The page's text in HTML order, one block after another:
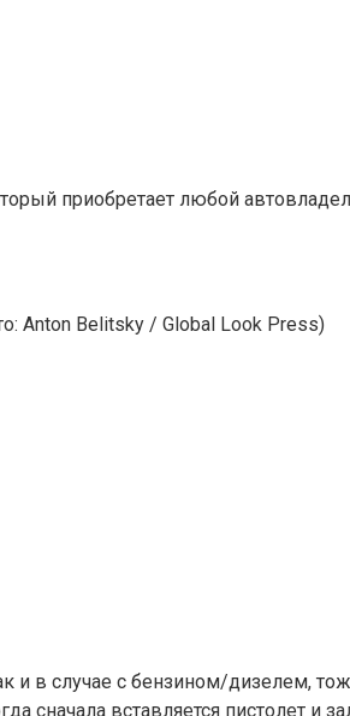
приобретает любой
Anton Belitsky / Global Look Press)
и в случае с бензином/дизелем,
сначала вставляется пистолет и